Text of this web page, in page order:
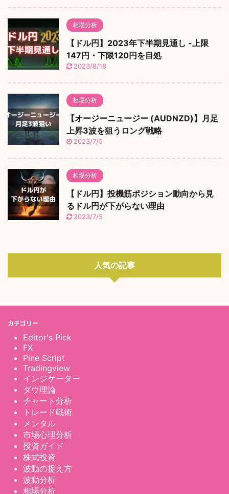
相場分析
【ドル円】2023年下半期見通し -上限
147円・下限120円を目処
2023/8/18
相場分析
【オージーニュージー (AUDNZD)】月足
上昇3波を狙うロング戦略
2023/7/5
相場分析
【ドル円】投機筋ポジション動向から見
るドル円が下がらない理由
2023/7/5
人気の記事
カテゴリー
Editor's Pick
FX
Pine Script
Tradingview
インジケーター
ダウ理論
チャート分析
トレード戦術
メンタル
市場心理分析
投資ガイド
株式投資
波動の捉え方
波動分析
相場分析